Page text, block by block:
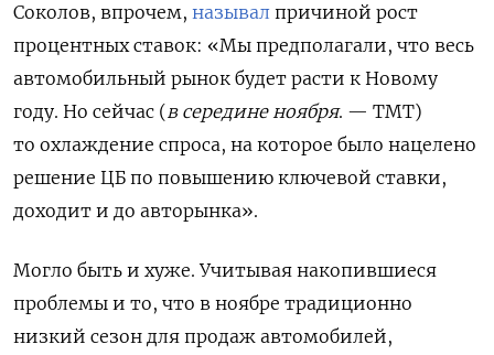
Соколов, впрочем, называл причиной рост
процентных ставок: «Мы предполагали, что весь
автомобильный рынок будет расти к Новому
году. Но сейчас (в середине ноября. — ТМТ)
то охлаждение спроса, на которое было нацелено
решение ЦБ по повышению ключевой ставки,
доходит и до авторынка».
Могло быть и хуже. Учитывая накопившиеся
проблемы и то, что в ноябре традиционно
низкий сезон для продаж автомобилей,